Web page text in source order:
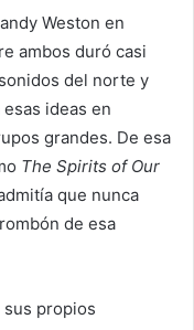
Weston en
ambos duró casi
del norte y
ideas en
grandes. De esa
The Spirits of Our
que nunca
de esa
sus propios